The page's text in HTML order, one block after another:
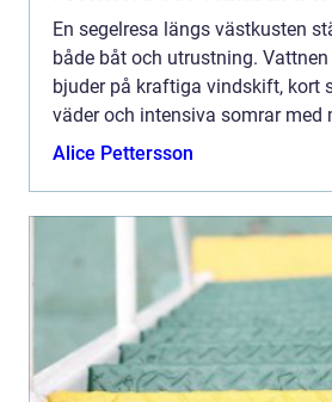
En segelresa längs västkusten
både båt och utrustning.
bjuder på kraftiga vindskift, kort
väder och intensiva somrar med
den som vill segla tryggt,
Alice Pettersson